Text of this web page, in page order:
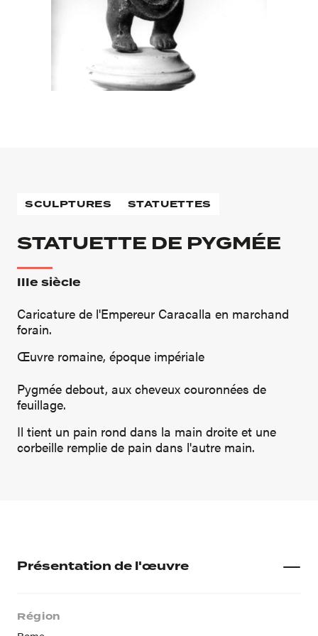
SCULPTURES STATUETTES
STATUETTE DE PYGMÉE
IIIe siècle
Caricature de l'Empereur Caracalla en marchand
forain.
Œuvre romaine, époque impériale
Pygmée debout, aux cheveux couronnées de
feuillage.
Il tient un pain rond dans la main droite et une
corbeille remplie de pain dans l'autre main.
Présentation de l'œuvre
Région